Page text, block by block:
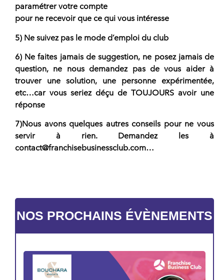
paramétrer votre compte
pour ne recevoir que ce qui vous intéresse
5) Ne suivez pas le mode d’emploi du club
6) Ne faites jamais de suggestion, ne posez jamais de
question, ne nous demandez pas de vous aider à
trouver une solution, une personne expérimentée,
etc…car vous seriez déçu de TOUJOURS avoir une
réponse
7)Nous avons quelques autres conseils pour ne vous
servir à rien. Demandez les à
contact@franchisebusinessclub.com…
NOS PROCHAINS ÉVÈNEMENTS